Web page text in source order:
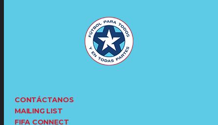
CONTÁCTANOS
MAILING LIST
FIFA CONNECT